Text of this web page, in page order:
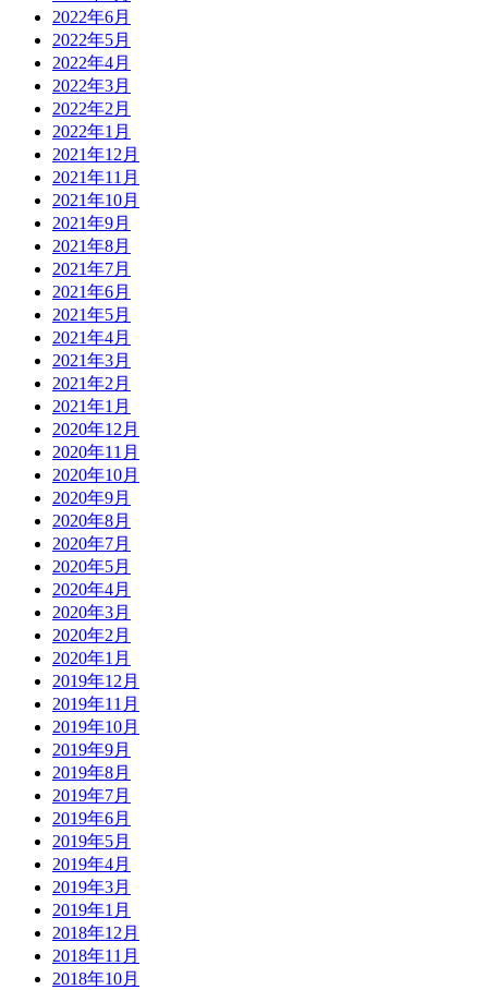
2022年6月
2022年5月
2022年4月
2022年3月
2022年2月
2022年1月
2021年12月
2021年11月
2021年10月
2021年9月
2021年8月
2021年7月
2021年6月
2021年5月
2021年4月
2021年3月
2021年2月
2021年1月
2020年12月
2020年11月
2020年10月
2020年9月
2020年8月
2020年7月
2020年5月
2020年4月
2020年3月
2020年2月
2020年1月
2019年12月
2019年11月
2019年10月
2019年9月
2019年8月
2019年7月
2019年6月
2019年5月
2019年4月
2019年3月
2019年1月
2018年12月
2018年11月
2018年10月